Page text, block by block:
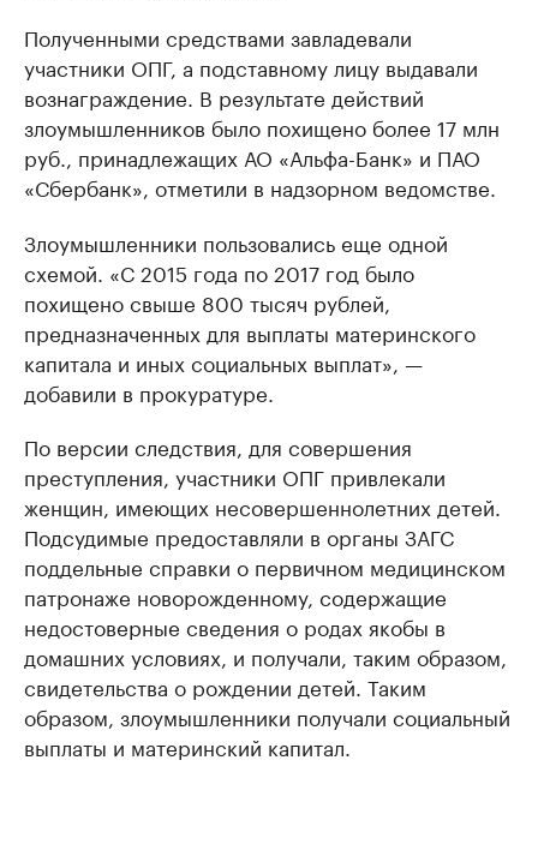
Полученными средствами завладевали
участники ОПГ, а подставному лицу выдавали
вознаграждение. В результате действий
злоумышленников было похищено более 17 млн
руб., принадлежащих АО «Альфа-Банк» и ПАО
«Сбербанк», отметили в надзорном ведомстве.
Злоумышленники пользовались еще одной
схемой. «С 2015 года по 2017 год было
похищено свыше 800 тысяч рублей,
предназначенных для выплаты материнского
капитала и иных социальных выплат», —
добавили в прокуратуре.
По версии следствия, для совершения
преступления, участники ОПГ привлекали
женщин, имеющих несовершеннолетних детей.
Подсудимые предоставляли в органы ЗАГС
поддельные справки о первичном медицинском
патронаже новорожденному, содержащие
недостоверные сведения о родах якобы в
домашних условиях, и получали, таким образом,
свидетельства о рождении детей. Таким
образом, злоумышленники получали социальный
выплаты и материнский капитал.